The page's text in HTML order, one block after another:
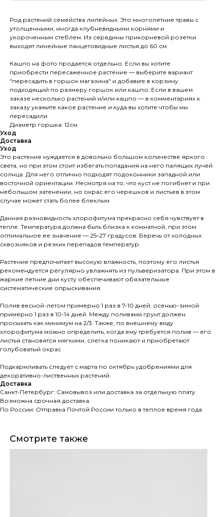
Род растений семейства лилейных. Это многолетние травы с
утолщенными, иногда клубневидными корнями и
укороченным стеблем. Из середины прикорневой розетки
выходят линейные ланцетовидные листья до 60 см.
Кашпо на фото продается отдельно. Если вы хотите
приобрести пересаженное растение — выберите вариант
"пересадить в горшок магазина" и добавьте в корзину
подходящий по размеру горшок или кашпо. Если в вашем
заказе несколько растений и/или кашпо — в комментариях к
заказу укажите какое растение и куда вы хотите чтобы мы
пересадили
Диаметр горшка: 12см
Уход
Доставка
Уход
Это растение нуждается в довольно большом количестве яркого
света, но при этом стоит избегать попадания на него палящих лучей
солнца. Для него отлично подходят подоконники западной или
восточной ориентации. Несмотря на то, что куст не погибнет и при
небольшом затенении, но окрас его черешков и листьев в этом
случае может стать более блеклым.
Данная разновидность хлорофитума прекрасно себя чувствует в
тепле. Температура должна быть близка к комнатной, при этом
оптимальное ее значение — 25–27 градусов. Беречь от холодных
сквозняков и резких перепадов температур.
Растение предпочитает высокую влажность, поэтому его листья
рекомендуется регулярно увлажнять из пульверизатора. При этом в
жаркие летние дни кусту обеспечивают обязательные
систематические опрыскивания.
Полив весной-летом примерно 1 раз в 7-10 дней, осенью-зимой
примерно 1 раз в 10-14 дней. Между поливами грунт должен
просыхать как минимум на 2/3. Также, по внешнему виду
хлорофитума можно определить, когда ему требуется полив — его
листья становятся мягкими, слегка поникают и приобретают
голубоватый окрас
Подкармливать следует с марта по октябрь удобрениями для
декоративно-лиственных растений.
Доставка
Санкт-Петербург: Самовывоз или доставка за отдельную плату.
Возможна срочная доставка.
По России: Отправка Почтой России только в теплое время года
Смотрите также